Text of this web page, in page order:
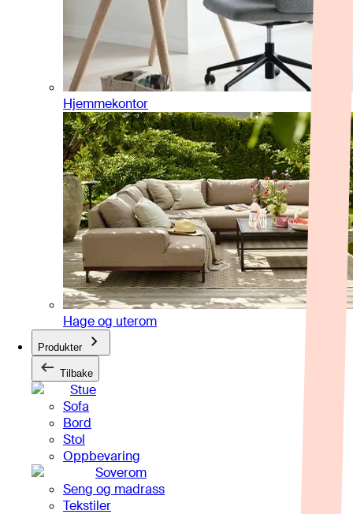
Hjemmekontor
Hage og uterom
Produkter
Tilbake
Stue
Sofa
Bord
Stol
Oppbevaring
Soverom
Seng og madrass
Tekstiler